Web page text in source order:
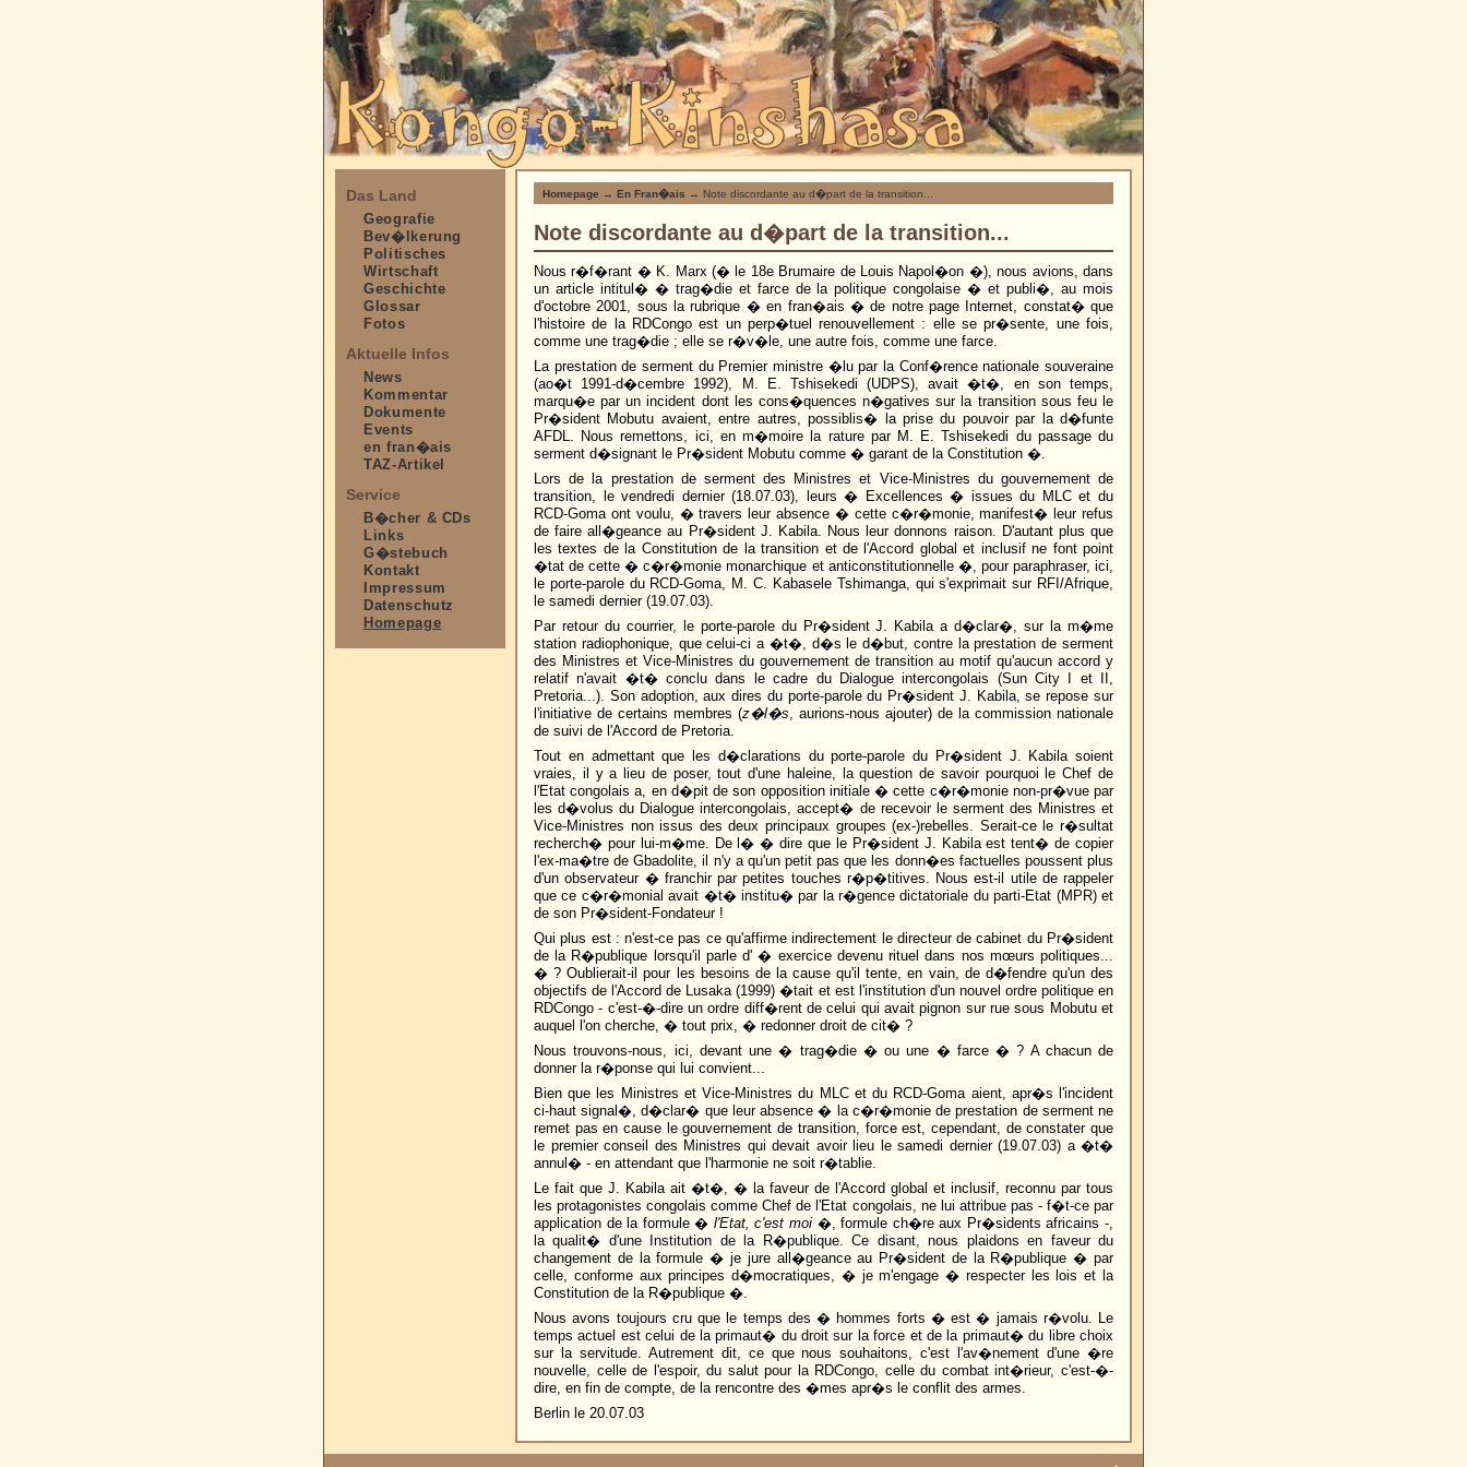
Das Land
Geografie
Bev�lkerung
Politisches
Wirtschaft
Geschichte
Glossar
Fotos
Aktuelle Infos
News
Kommentar
Dokumente
Events
en fran�ais
TAZ-Artikel
Service
B�cher & CDs
Links
G�stebuch
Kontakt
Impressum
Datenschutz
Homepage
Homepage → En Fran�ais → Note discordante au d�part de la transition...
Note discordante au d�part de la transition...
Nous r�f�rant � K. Marx (� le 18e Brumaire de Louis Napol�on �), nous avions, dans
un article intitul� � trag�die et farce de la politique congolaise � et publi�, au mois
d'octobre 2001, sous la rubrique � en fran�ais � de notre page Internet, constat� que
l'histoire de la RDCongo est un perp�tuel renouvellement : elle se pr�sente, une fois,
comme une trag�die ; elle se r�v�le, une autre fois, comme une farce.
La prestation de serment du Premier ministre �lu par la Conf�rence nationale souveraine
(ao�t 1991-d�cembre 1992), M. E. Tshisekedi (UDPS), avait �t�, en son temps,
marqu�e par un incident dont les cons�quences n�gatives sur la transition sous feu le
Pr�sident Mobutu avaient, entre autres, possiblis� la prise du pouvoir par la d�funte
AFDL. Nous remettons, ici, en m�moire la rature par M. E. Tshisekedi du passage du
serment d�signant le Pr�sident Mobutu comme � garant de la Constitution �.
Lors de la prestation de serment des Ministres et Vice-Ministres du gouvernement de
transition, le vendredi dernier (18.07.03), leurs � Excellences � issues du MLC et du
RCD-Goma ont voulu, � travers leur absence � cette c�r�monie, manifest� leur refus
de faire all�geance au Pr�sident J. Kabila. Nous leur donnons raison. D'autant plus que
les textes de la Constitution de la transition et de l'Accord global et inclusif ne font point
�tat de cette � c�r�monie monarchique et anticonstitutionnelle �, pour paraphraser, ici,
le porte-parole du RCD-Goma, M. C. Kabasele Tshimanga, qui s'exprimait sur RFI/Afrique,
le samedi dernier (19.07.03).
Par retour du courrier, le porte-parole du Pr�sident J. Kabila a d�clar�, sur la m�me
station radiophonique, que celui-ci a �t�, d�s le d�but, contre la prestation de serment
des Ministres et Vice-Ministres du gouvernement de transition au motif qu'aucun accord y
relatif n'avait �t� conclu dans le cadre du Dialogue intercongolais (Sun City I et II,
Pretoria...). Son adoption, aux dires du porte-parole du Pr�sident J. Kabila, se repose sur
l'initiative de certains membres (z�l�s, aurions-nous ajouter) de la commission nationale
de suivi de l'Accord de Pretoria.
Tout en admettant que les d�clarations du porte-parole du Pr�sident J. Kabila soient
vraies, il y a lieu de poser, tout d'une haleine, la question de savoir pourquoi le Chef de
l'Etat congolais a, en d�pit de son opposition initiale � cette c�r�monie non-pr�vue par
les d�volus du Dialogue intercongolais, accept� de recevoir le serment des Ministres et
Vice-Ministres non issus des deux principaux groupes (ex-)rebelles. Serait-ce le r�sultat
recherch� pour lui-m�me. De l� � dire que le Pr�sident J. Kabila est tent� de copier
l'ex-ma�tre de Gbadolite, il n'y a qu'un petit pas que les donn�es factuelles poussent plus
d'un observateur � franchir par petites touches r�p�titives. Nous est-il utile de rappeler
que ce c�r�monial avait �t� institu� par la r�gence dictatoriale du parti-Etat (MPR) et
de son Pr�sident-Fondateur !
Qui plus est : n'est-ce pas ce qu'affirme indirectement le directeur de cabinet du Pr�sident
de la R�publique lorsqu'il parle d' � exercice devenu rituel dans nos mœurs politiques...
� ? Oublierait-il pour les besoins de la cause qu'il tente, en vain, de d�fendre qu'un des
objectifs de l'Accord de Lusaka (1999) �tait et est l'institution d'un nouvel ordre politique en
RDCongo - c'est-�-dire un ordre diff�rent de celui qui avait pignon sur rue sous Mobutu et
auquel l'on cherche, � tout prix, � redonner droit de cit� ?
Nous trouvons-nous, ici, devant une � trag�die � ou une � farce � ? A chacun de
donner la r�ponse qui lui convient...
Bien que les Ministres et Vice-Ministres du MLC et du RCD-Goma aient, apr�s l'incident
ci-haut signal�, d�clar� que leur absence � la c�r�monie de prestation de serment ne
remet pas en cause le gouvernement de transition, force est, cependant, de constater que
le premier conseil des Ministres qui devait avoir lieu le samedi dernier (19.07.03) a �t�
annul� - en attendant que l'harmonie ne soit r�tablie.
Le fait que J. Kabila ait �t�, � la faveur de l'Accord global et inclusif, reconnu par tous
les protagonistes congolais comme Chef de l'Etat congolais, ne lui attribue pas - f�t-ce par
application de la formule � l'Etat, c'est moi �, formule ch�re aux Pr�sidents africains -,
la qualit� d'une Institution de la R�publique. Ce disant, nous plaidons en faveur du
changement de la formule � je jure all�geance au Pr�sident de la R�publique � par
celle, conforme aux principes d�mocratiques, � je m'engage � respecter les lois et la
Constitution de la R�publique �.
Nous avons toujours cru que le temps des � hommes forts � est � jamais r�volu. Le
temps actuel est celui de la primaut� du droit sur la force et de la primaut� du libre choix
sur la servitude. Autrement dit, ce que nous souhaitons, c'est l'av�nement d'une �re
nouvelle, celle de l'espoir, du salut pour la RDCongo, celle du combat int�rieur, c'est-�-
dire, en fin de compte, de la rencontre des �mes apr�s le conflit des armes.
Berlin le 20.07.03